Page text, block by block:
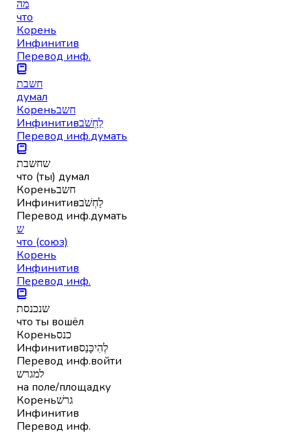
מה
что
Корень
Инфинитив
Перевод инф.
חשבת
думал
Кореньחשב
Инфинитивלַחְשֹׁב
Перевод инф.думать
שחשבת
что (ты) думал
Кореньחשב
Инфинитивלַחְשֹׁב
Перевод инф.думать
ש
что (союз)
Корень
Инфинитив
Перевод инф.
שנכנסת
что ты вошёл
Кореньכנס
Инфинитивלְהִיכָּנֵס
Перевод инф.войти
למגרש
на поле/площадку
Кореньגרשׁ
Инфинитив
Перевод инф.